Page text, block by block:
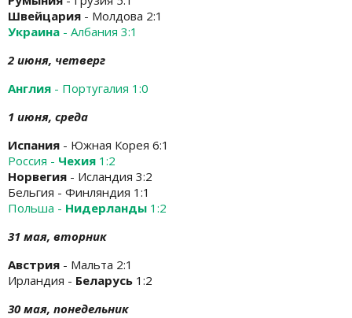
Швейцария - Молдова 2:1
Украина - Албания 3:1
2 июня, четверг
Англия - Португалия 1:0
1 июня, среда
Испания - Южная Корея 6:1
Россия - Чехия 1:2
Норвегия - Исландия 3:2
Бельгия - Финляндия 1:1
Польша - Нидерланды 1:2
31 мая, вторник
Австрия - Мальта 2:1
Ирландия - Беларусь 1:2
30 мая, понедельник